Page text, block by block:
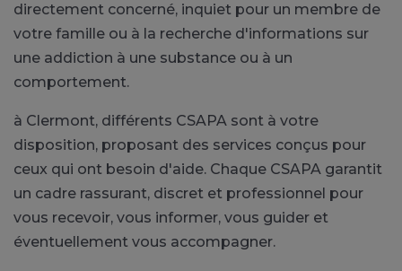
directement concerné, inquiet pour un membre de
votre famille ou à la recherche d'informations sur
une addiction à une substance ou à un
comportement.
à Clermont, différents CSAPA sont à votre
disposition, proposant des services conçus pour
ceux qui ont besoin d'aide. Chaque CSAPA garantit
un cadre rassurant, discret et professionnel pour
vous recevoir, vous informer, vous guider et
éventuellement vous accompagner.